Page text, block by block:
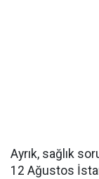
Ayrık, sağlık
12 Ağustos